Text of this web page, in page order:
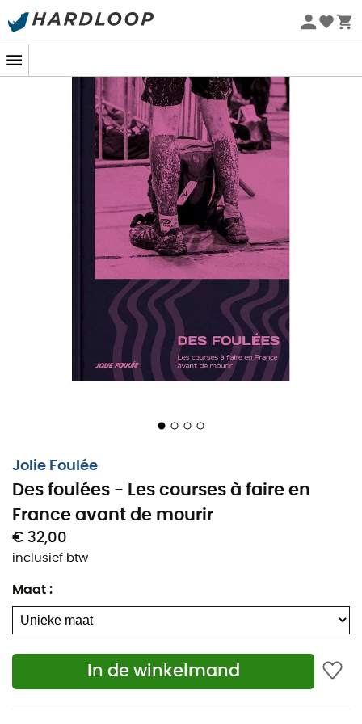
Zomeraanbiedingen 🔥 -5% EXTRA vanaf 2 producten* met
Jolie Foulée
Des foulées - Les courses à faire en
France avant de mourir
€ 32,00
inclusief btw
Maat :
In de winkelmand
Ben je een hardloopliefhebber? Zoek je nieuwe ideeën
Foulées des Jolie Foulée
authentieke dorpswedstrijden, zware trails,
wegwedstrijden en nog veel meer. Na jaren hun